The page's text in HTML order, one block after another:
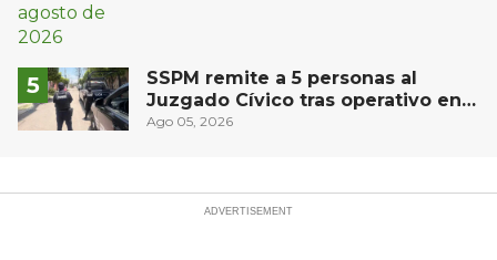
SSPM remite a 5 personas al
Juzgado Cívico tras operativo en
San Juan del Río
Ago 05, 2026